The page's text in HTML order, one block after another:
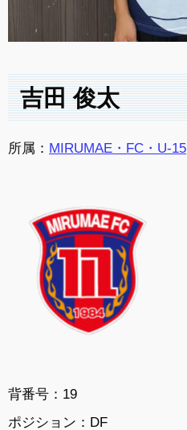
吉田 俊太
所属： MIRUMAE・FC・U-15
背番号：19
ポジション：DF